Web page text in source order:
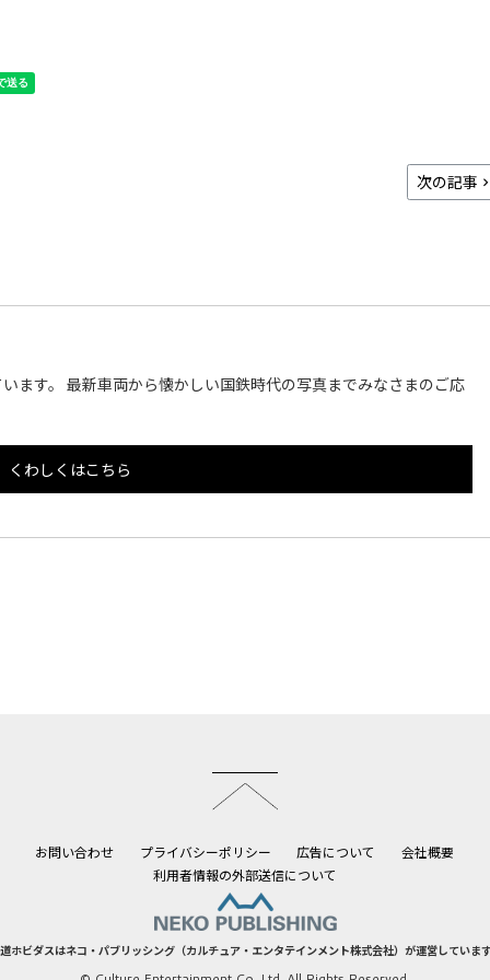
次の記事
ます。 最新車両から懐かしい国鉄時代の写真までみなさまのご応
くわしくはこちら
お問い合わせ プライバシーポリシー 広告について
会社概要
利用者情報の外部送信について
ホビダスはネコ・パブリッシング（カルチュア・エンタテインメント株式会社）が運営していま